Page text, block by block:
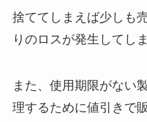
捨ててしまえば少しも
りのロスが発生してし
また、使用期限がない
理するために値引きで